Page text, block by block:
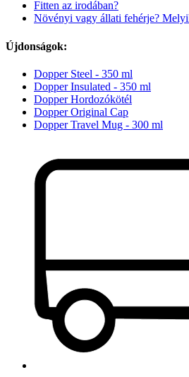
Fitten az irodában?
Növényi vagy állati fehérje?
Újdonságok:
Dopper Steel - 350 ml
Dopper Insulated - 350 ml
Dopper Hordozókötél
Dopper Original Cap
Dopper Travel Mug - 300 ml